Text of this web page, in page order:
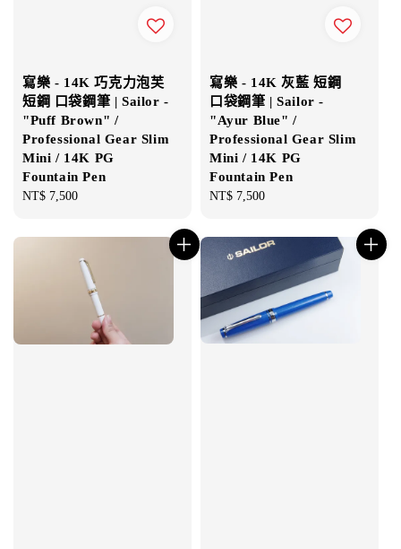
寫樂 - 14K 巧克力泡芙
短鋼 口袋鋼筆 | Sailor -
"Puff Brown" /
Professional Gear Slim
Mini / 14K PG
Fountain Pen
Regular
NT$ 7,500
寫樂 - 14K 灰藍 短鋼
口袋鋼筆 | Sailor -
"Ayur Blue" /
Professional Gear Slim
Mini / 14K PG
Fountain Pen
Regular
NT$ 7,500